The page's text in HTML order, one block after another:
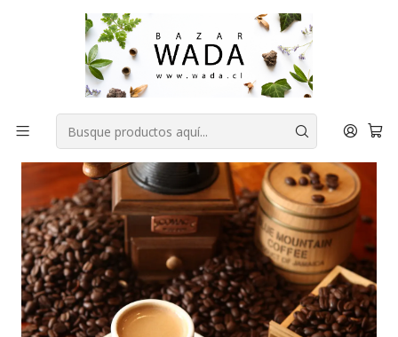
COMPRA FÁCIL, RAPIDA Y 100% SEGURA
Inicio DESPENSA FORMATO FAMILIAR
CAFE BRAVE COFFEE (RWANDA NGORORERO) 1 kilo